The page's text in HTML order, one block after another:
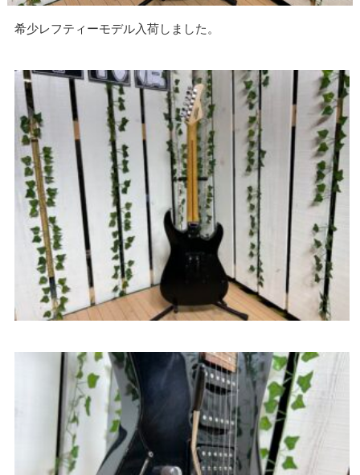
希少レフティーモデル入荷しました。